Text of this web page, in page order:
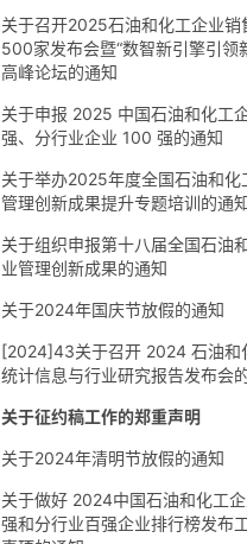
关于召开2025石油和化工企业销
500家发布会暨“数智新引擎引领
高峰论坛的通知
关于申报 2025 中国石油和化工
强、分行业企业 100 强的通知
关于举办2025年度全国石油和化
管理创新成果提升专题培训的通
关于组织申报第十八届全国石油
业管理创新成果的通知
关于2024年国庆节放假的通知
[2024]43关于召开 2024 石油和
统计信息与行业研究报告发布会
关于征约稿工作的郑重声明
关于2024年清明节放假的通知
关于做好 2024中国石油和化工
强和分行业百强企业排行榜发布